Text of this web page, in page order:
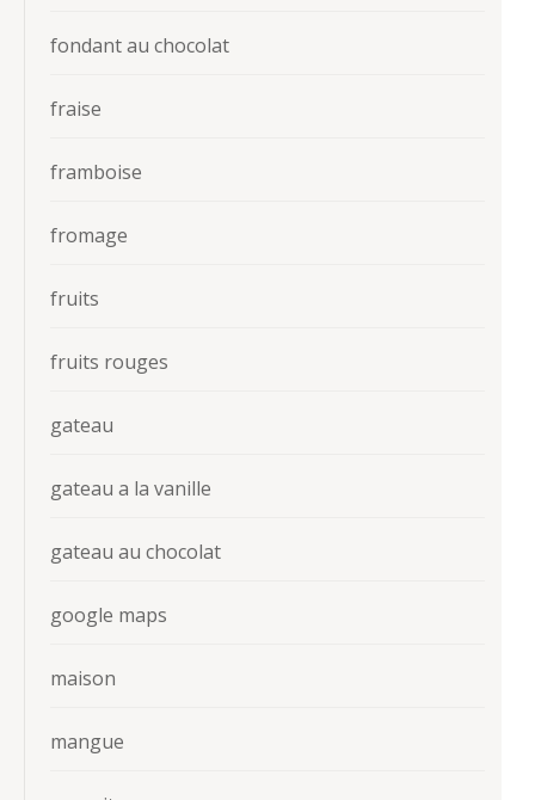
fondant au chocolat
fraise
framboise
fromage
fruits
fruits rouges
gateau
gateau a la vanille
gateau au chocolat
google maps
maison
mangue